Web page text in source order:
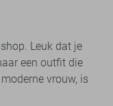
Leuk dat je
een outfit die
vrouw, is